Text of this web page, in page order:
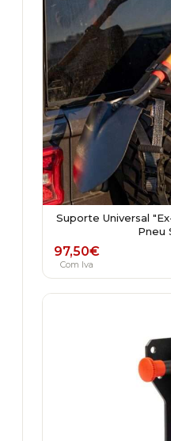
Suporte Universal
Pneu
97,50€
Com Iva